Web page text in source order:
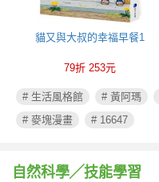
貓又與大叔的幸福早餐1
79折 253元
# 生活風格館 # 黃阿瑪
# 麥塊漫畫
# 16647
自然科學╱技能學習